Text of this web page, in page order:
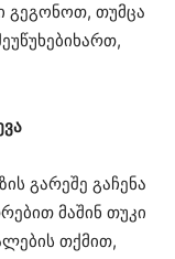
გეგონოთ, თუმცა
გარეშე გაჩენა
მაშინ თუკი
თქმით,